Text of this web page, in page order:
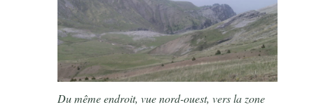
Du même endroit, vue nord-ouest, vers la zone